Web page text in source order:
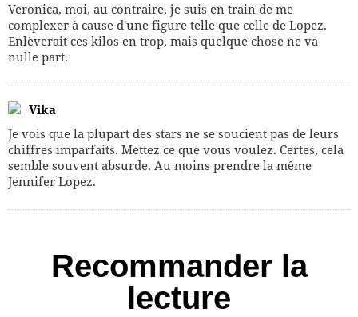
Veronica, moi, au contraire, je suis en train de me
complexer à cause d'une figure telle que celle de Lopez.
Enlèverait ces kilos en trop, mais quelque chose ne va
nulle part.
Vika
Je vois que la plupart des stars ne se soucient pas de leurs
chiffres imparfaits. Mettez ce que vous voulez. Certes, cela
semble souvent absurde. Au moins prendre la même
Jennifer Lopez.
Recommander la
lecture